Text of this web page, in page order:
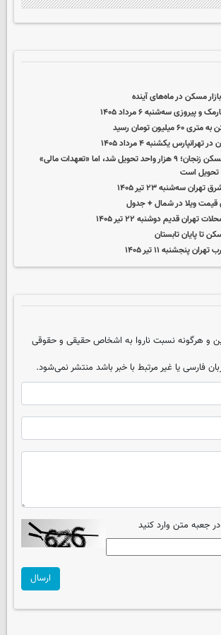
مسکن در ماه‌های آینده
پیروزی سه‌شنبه ۶ مرداد ۱۴۰۵
تومان رسید
یکشنبه ۴ مرداد ۱۴۰۵
جهش در ساخت مسکن زنجان؛ ۹ هزار واحد تحویل شد، اما «تعهدات مالی»
تحویل است
سه‌شنبه ۲۳ تیر ۱۴۰۵
تهران قدیم دوشنبه ۲۲ تیر ۱۴۰۵
تا پایان تابستان
پنجشنبه ۱۱ تیر ۱۴۰۵
و هرگونه نسبت ناروا به اشخاص حقیقی و حقوقی
فارسی یا غیر مرتبط با خبر باشد منتشر نمی‌شود.
جعبه متن وارد کنید
ارسال